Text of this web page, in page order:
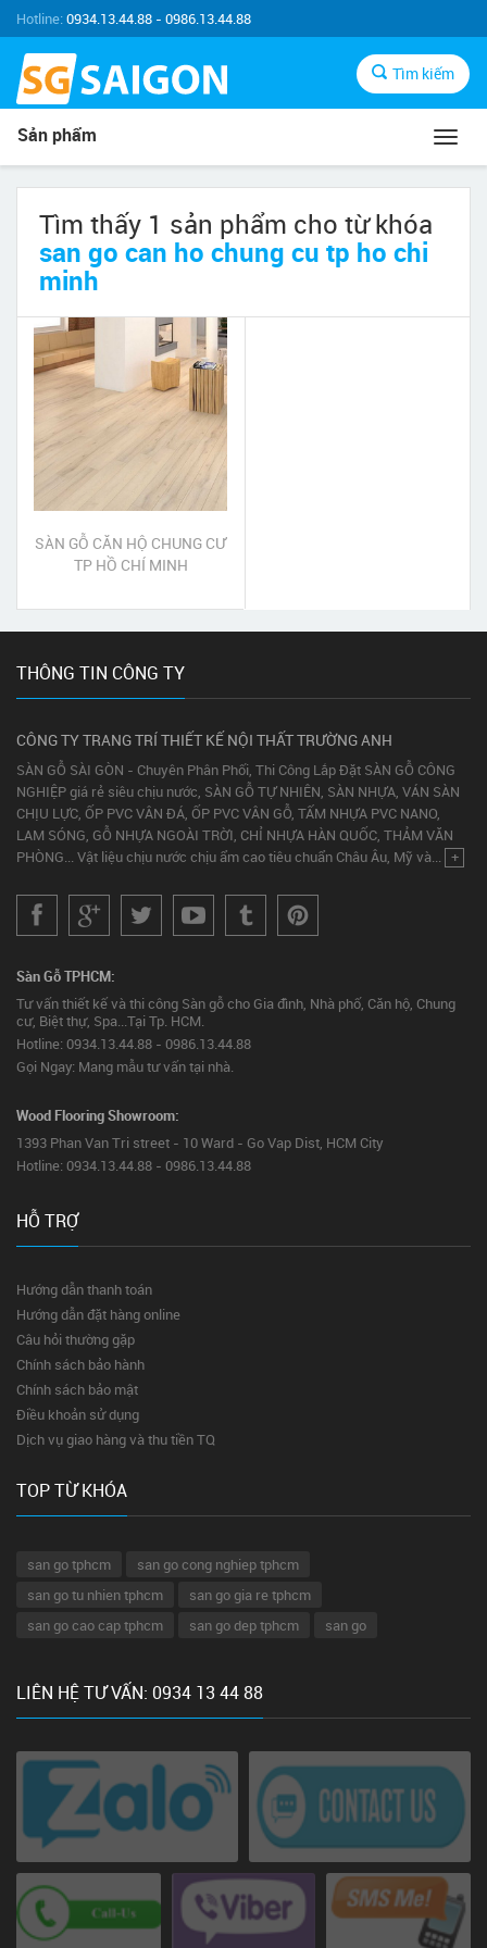
Hotline:0934.13.44.88 - 0986.13.44.88
Tìm kiếm
Sản phẩm
Tìm thấy 1 sản phẩm cho từ khóa
san go can ho chung cu tp ho chi
minh
SÀN GỖ CĂN HỘ CHUNG CƯ
TP HỒ CHÍ MINH
THÔNG TIN CÔNG TY
CÔNG TY TRANG TRÍ THIẾT KẾ NỘI THẤT TRƯỜNG ANH
SÀN GỖ SÀI GÒN - Chuyên Phân Phối, Thi Công Lắp Đặt SÀN GỖ CÔNG
NGHIỆP giá rẻ siêu chịu nước, SÀN GỖ TỰ NHIÊN, SÀN NHỰA, VÁN SÀN
CHỊU LỰC, ỐP PVC VÂN ĐÁ, ỐP PVC VÂN GỖ, TẤM NHỰA PVC NANO,
LAM SÓNG, GỖ NHỰA NGOÀI TRỜI, CHỈ NHỰA HÀN QUỐC, THẢM VĂN
PHÒNG... Vật liệu chịu nước chịu ẩm cao tiêu chuẩn Châu Âu, Mỹ và... +
Sàn Gỗ TPHCM:
Tư vấn thiết kế và thi công Sàn gỗ cho Gia đình, Nhà phố, Căn hộ, Chung
cư, Biệt thự, Spa...Tại Tp. HCM.
Hotline: 0934.13.44.88 - 0986.13.44.88
Gọi Ngay: Mang mẫu tư vấn tại nhà.
Wood Flooring Showroom:
1393 Phan Van Tri street - 10 Ward - Go Vap Dist, HCM City
Hotline: 0934.13.44.88 - 0986.13.44.88
HỖ TRỢ
Hướng dẫn thanh toán
Hướng dẫn đặt hàng online
Câu hỏi thường gặp
Chính sách bảo hành
Chính sách bảo mật
Điều khoản sử dụng
Dịch vụ giao hàng và thu tiền TQ
TOP TỪ KHÓA
san go tphcm
san go cong nghiep tphcm
san go tu nhien tphcm
san go gia re tphcm
san go cao cap tphcm
san go dep tphcm san go
LIÊN HỆ TƯ VẤN: 0934 13 44 88